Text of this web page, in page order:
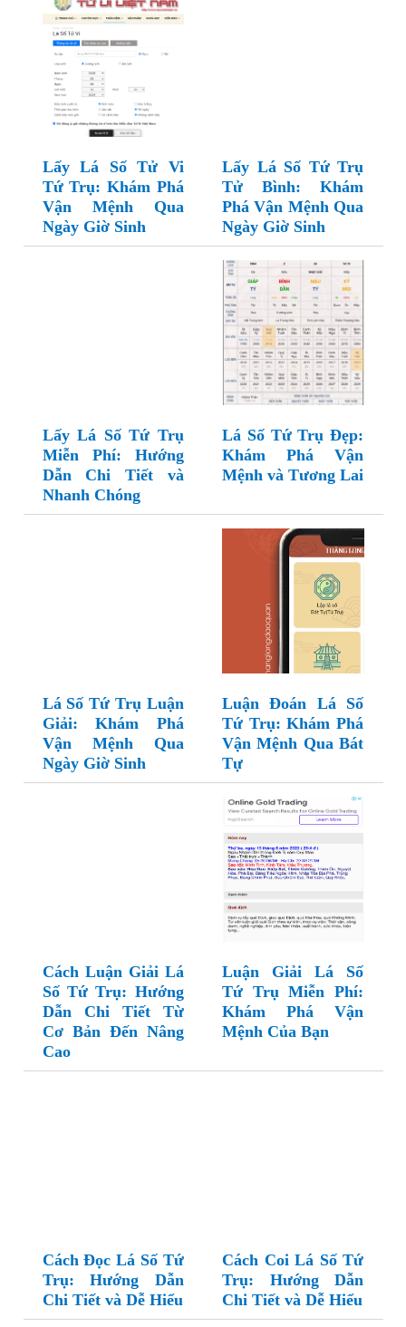
Lấy Lá Số Tử Vi
Tứ Trụ: Khám Phá
Vận Mệnh Qua
Ngày Giờ Sinh
Lấy Lá Số Tứ Trụ
Tử Bình: Khám
Phá Vận Mệnh Qua
Ngày Giờ Sinh
Lấy Lá Số Tứ Trụ
Miễn Phí: Hướng
Dẫn Chi Tiết và
Nhanh Chóng
Lá Số Tứ Trụ Đẹp:
Khám Phá Vận
Mệnh và Tương Lai
Lá Số Tứ Trụ Luận
Giải: Khám Phá
Vận Mệnh Qua
Ngày Giờ Sinh
Luận Đoán Lá Số
Tứ Trụ: Khám Phá
Vận Mệnh Qua Bát
Tự
Cách Luận Giải Lá
Số Tứ Trụ: Hướng
Dẫn Chi Tiết Từ
Cơ Bản Đến Nâng
Cao
Luận Giải Lá Số
Tứ Trụ Miễn Phí:
Khám Phá Vận
Mệnh Của Bạn
Cách Đọc Lá Số Tứ
Trụ: Hướng Dẫn
Chi Tiết và Dễ Hiểu
Cách Coi Lá Số Tứ
Trụ: Hướng Dẫn
Chi Tiết và Dễ Hiểu